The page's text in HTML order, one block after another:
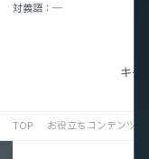
対義語 ―
キー
TOP お役立ちコンテンツ